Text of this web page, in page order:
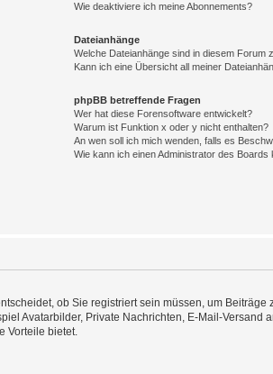
Wie deaktiviere ich meine Abonnements?
Dateianhänge
Welche Dateianhänge sind in diesem Forum
Kann ich eine Übersicht all meiner
phpBB betreffende Fragen
Wer hat diese Forensoftware entwickelt?
Warum ist Funktion x oder y nicht enthalten?
An wen soll ich mich wenden, falls es
Wie kann ich einen Administrator des Boards
ob Sie registriert sein müssen, um
Avatarbilder, Private Nachrichten, E-Mail-
Vorteile bietet.